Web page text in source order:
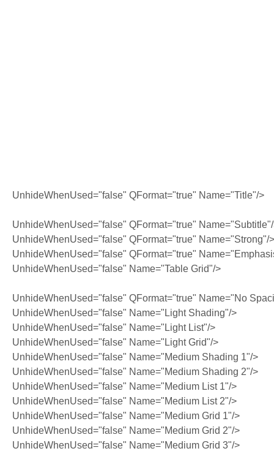
UnhideWhenUsed="false" QFormat="true" Name="Title"/>
UnhideWhenUsed="false" QFormat="true"
UnhideWhenUsed="false" QFormat="true" Name="Strong"/>
UnhideWhenUsed="false" QFormat="true"
UnhideWhenUsed="false" Name="Table Grid"/>
UnhideWhenUsed="false" QFormat="true" Name="No
UnhideWhenUsed="false" Name="Light Shading"/>
UnhideWhenUsed="false" Name="Light List"/>
UnhideWhenUsed="false" Name="Light Grid"/>
UnhideWhenUsed="false" Name="Medium Shading 1"/>
UnhideWhenUsed="false" Name="Medium Shading 2"/>
UnhideWhenUsed="false" Name="Medium List 1"/>
UnhideWhenUsed="false" Name="Medium List 2"/>
UnhideWhenUsed="false" Name="Medium Grid 1"/>
UnhideWhenUsed="false" Name="Medium Grid 2"/>
UnhideWhenUsed="false" Name="Medium Grid 3"/>